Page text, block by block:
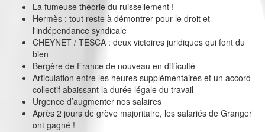
La fumeuse théorie du ruissellement !
Hermès : tout reste à démontrer pour le droit et
l'indépendance syndicale
CHEYNET / TESCA : deux victoires juridiques qui font du
bien
Bergère de France de nouveau en difficulté
Articulation entre les heures supplémentaires et un accord
collectif abaissant la durée légale du travail
Urgence d’augmenter nos salaires
Après 2 jours de grève majoritaire, les salariés de Granger
ont gagné !